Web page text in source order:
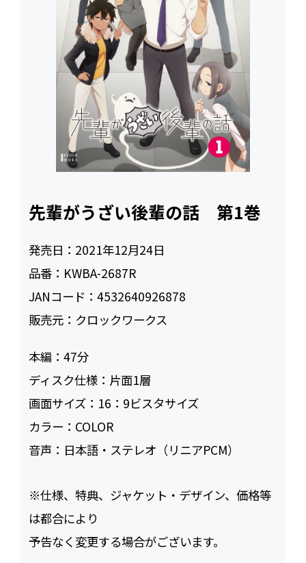
先輩がうざい後輩の話 第1巻
発売日： 2021年12月24日
品番： KWBA-2687R
JANコード：4532640926878
販売元： クロックワークス
本編：47
ディスク仕様： 片面1層
画面サイズ： 16：9ビスタサイズ
カラー： COLOR
音声： 日本語・ステレオ（リニアPCM）
※仕様、特典、ジャケット・デザイン、価格等
は都合により
予告なく変更する場合がございます。